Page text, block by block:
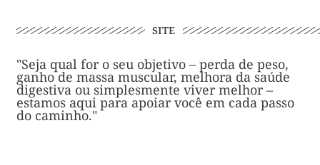
SITE
"Seja qual for o seu objetivo – perda de peso,
ganho de massa muscular, melhora da saúde
digestiva ou simplesmente viver melhor –
estamos aqui para apoiar você em cada passo
do caminho."